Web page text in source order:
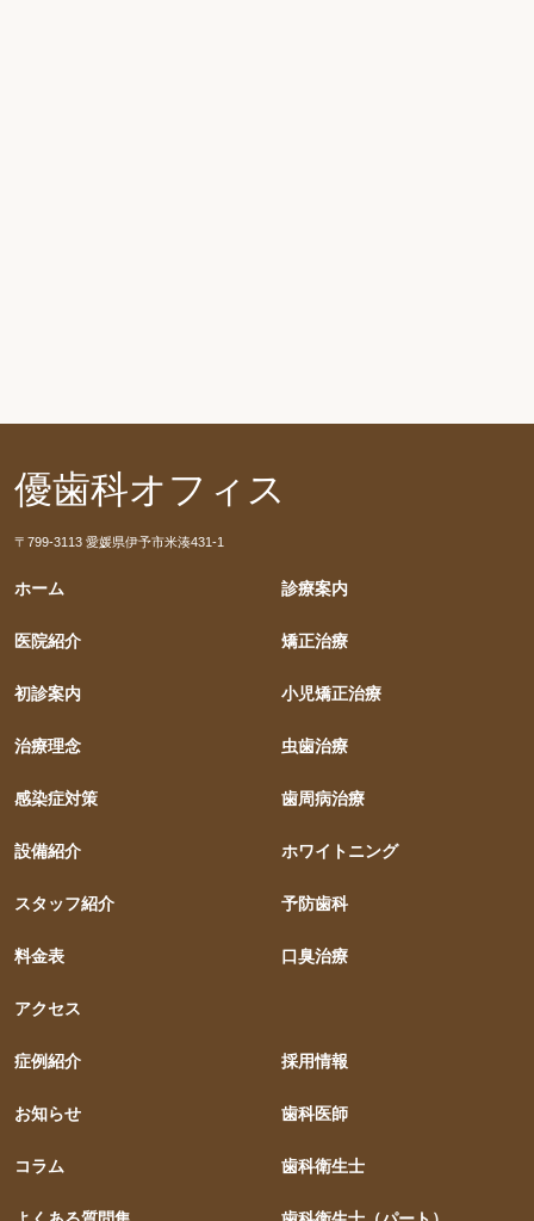
優歯科オフィス
〒799-3113 愛媛県伊予市米湊431-1
ホーム
医院紹介
初診案内
治療理念
感染症対策
設備紹介
スタッフ紹介
料金表
アクセス
診療案内
矯正治療
小児矯正治療
虫歯治療
歯周病治療
ホワイトニング
予防歯科
口臭治療
症例紹介
お知らせ
コラム
採用情報
歯科医師
歯科衛生士